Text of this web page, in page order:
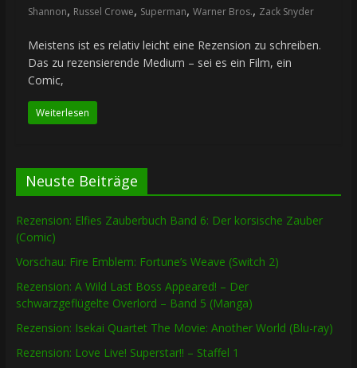
Shannon, Russel Crowe, Superman, Warner Bros., Zack Snyder
Meistens ist es relativ leicht eine Rezension zu schreiben.
Das zu rezensierende Medium – sei es ein Film, ein
Comic,
Weiterlesen
Neuste Beiträge
Rezension: Elfies Zauberbuch Band 6: Der korsische Zauber
(Comic)
Vorschau: Fire Emblem: Fortune’s Weave (Switch 2)
Rezension: A Wild Last Boss Appeared! – Der
schwarzgeflügelte Overlord – Band 5 (Manga)
Rezension: Isekai Quartet The Movie: Another World (Blu-ray)
Rezension: Love Live! Superstar!! – Staffel 1